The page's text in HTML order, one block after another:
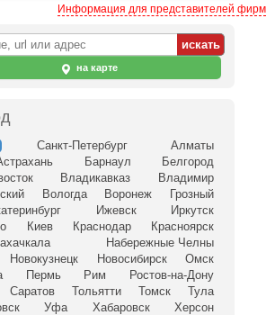
Информация для представителей фирм
на карте
Санкт-Петербург
Алматы
Барнаул
Белгород
Владикавказ
Владимир
Вологда Воронеж
Грозный
Ижевск
Иркутск
Киев Краснодар
Красноярск
Набережные Челны
Новокузнецк Новосибирск
Омск
Пермь Рим
Ростов-на-Дону
Саратов Тольятти Томск
Тула
Уфа Хабаровск
Херсон